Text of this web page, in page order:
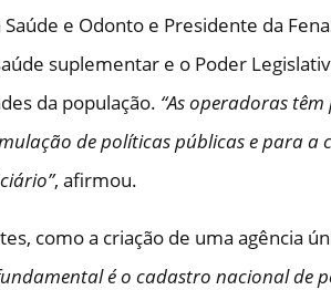
e Odonto e Presidente da
suplementar e o Poder
da população. “As operadoras têm
de políticas públicas e para a
, afirmou.
como a criação de uma agência
é o cadastro nacional de